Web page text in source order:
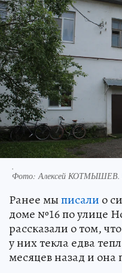
.
Фото: Алексей КОТМЫШЕВ.
Ранее мыписали о
доме №16 по улице
рассказали о том,
у них текла едва
месяцев назад и она